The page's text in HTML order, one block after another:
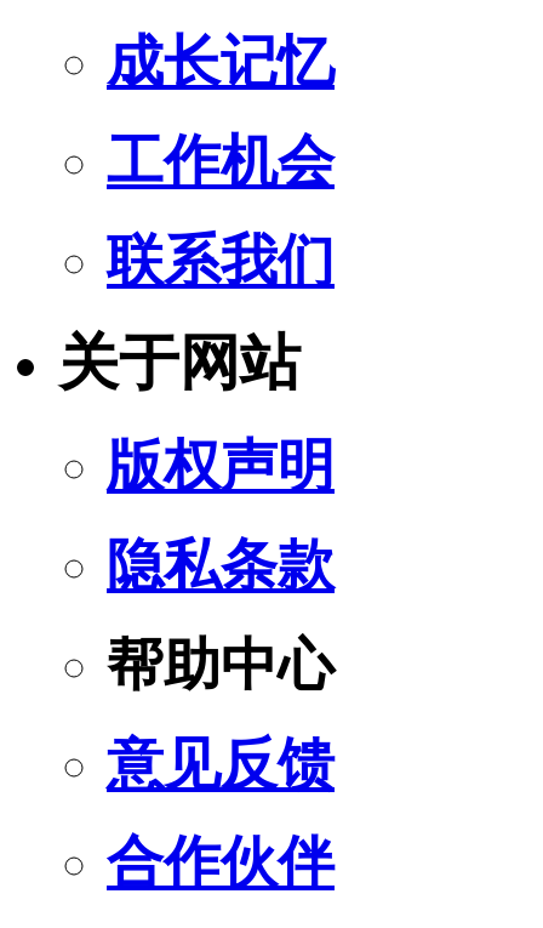
成长记忆
工作机会
联系我们
关于网站
版权声明
隐私条款
帮助中心
意见反馈
合作伙伴